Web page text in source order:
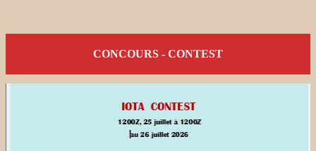
CONCOURS - CONTEST